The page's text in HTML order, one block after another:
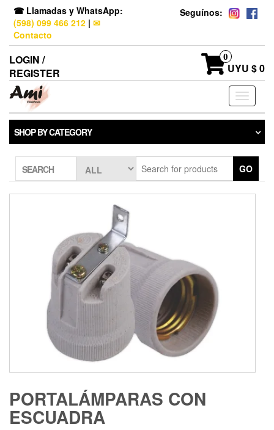
☎ Llamadas y WhatsApp:
(598) 099 466 212 | ✉
Contacto
Seguínos:
LOGIN /
REGISTER
0
UYU $ 0
Toggle
SHOP BY CATEGORY
SEARCH GO
PORTALÁMPARAS CON
ESCUADRA